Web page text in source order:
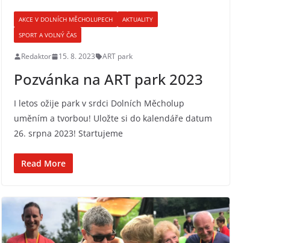
AKCE V DOLNÍCH MĚCHOLUPECH
AKTUALITY
SPORT A VOLNÝ ČAS
Redaktor 15. 8. 2023 ART park
Pozvánka na ART park 2023
I letos ožije park v srdci Dolních Měcholup
uměním a tvorbou! Uložte si do kalendáře datum
26. srpna 2023! Startujeme
Read More